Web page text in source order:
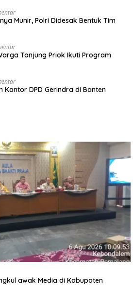
Munir, Polri Didesak Bentuk Tim
Tanjung Priok Ikuti Program
Kantor DPD Gerindra di Banten
awak Media di Kabupaten